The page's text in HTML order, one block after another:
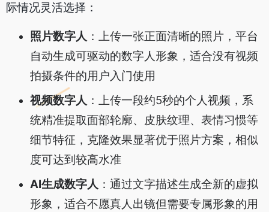
际情况灵活选择：
照片数字人 ：上传一张正面清晰的照片，平台
自动生成可驱动的数字人形象，适合没有视频
拍摄条件的用户入门使用
视频数字人 ：上传一段约5秒的个人视频，系
统精准提取面部轮廓、皮肤纹理、表情习惯等
细节特征，克隆效果显著优于照片方案，相似
度可达到较高水准
AI生成数字人 ：通过文字描述生成全新的虚拟
形象，适合不愿真人出镜但需要专属形象的用